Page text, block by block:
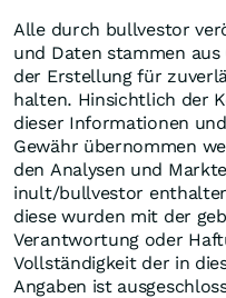
Alle durch bullvestor
und Daten stammen
der Erstellung für
halten. Hinsichtlich der
dieser Informationen
Gewähr übernommen
den Analysen und
inult/bullvestor
diese wurden mit der
Verantwortung oder
Vollständigkeit der in
Angaben ist